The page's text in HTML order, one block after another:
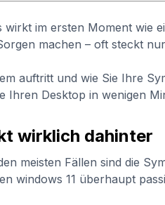
im ersten Moment wie
machen – oft steckt
auftritt und wie Sie Ihre
Ihren Desktop in wenigen
wirklich dahinter
meisten Fällen sind die
windows 11 überhaupt